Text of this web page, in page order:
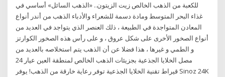
للكعبة من الذهب الخالص زيت الزيتون.. «الذهب السائل» أساسي في
غذاء البحر المتوسط ومادة دسمة للشعراء والأدباء الذهب من أندر أنواع
المعادن المتواجدة في الطبيعة ، ذلك العنصر الذي يتواجد في العديد من
أنواع الصخور الأخرى على شكل عروق ، و على رأس هذه الصخور الكوارتز
و الطمي و غيرها ، هذا فضلا عن أن الذهب يتم استخلاصه بالعديد من
مصل الخلايا الجذعية بجزيئات الذهب الخالص لمنطقة العين عيار 24
قيراط تقنية الخلايا الجذعية توفر رعاية خارقة من الذهب! يوفر Sinoz 24K